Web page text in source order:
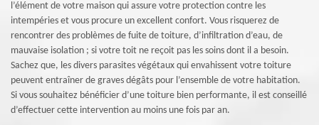
l’élément de votre maison qui assure votre protection contre les
intempéries et vous procure un excellent confort. Vous risquerez de
rencontrer des problèmes de fuite de toiture, d’infiltration d’eau, de
mauvaise isolation ; si votre toit ne reçoit pas les soins dont il a besoin.
Sachez que, les divers parasites végétaux qui envahissent votre toiture
peuvent entraîner de graves dégâts pour l’ensemble de votre habitation.
Si vous souhaitez bénéficier d’une toiture bien performante, il est conseillé
d’effectuer cette intervention au moins une fois par an.